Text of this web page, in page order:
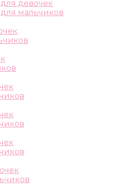
девочек
мальчиков